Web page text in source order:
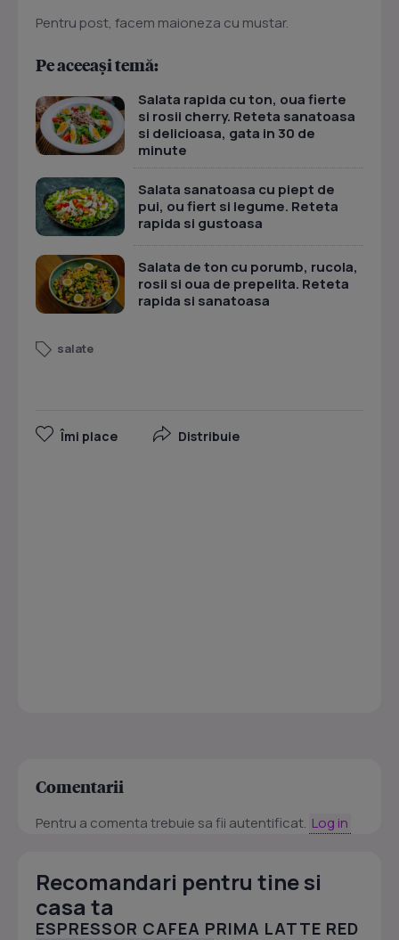
Pentru post, facem maioneza cu mustar.
Pe aceeași temă:
Salata rapida cu ton, oua fierte
si rosii cherry. Reteta sanatoasa
si delicioasa, gata in 30 de
minute
Salata sanatoasa cu piept de
pui, ou fiert si legume. Reteta
rapida si gustoasa
Salata de ton cu porumb, rucola,
rosii si oua de prepelita. Reteta
rapida si sanatoasa
salate
Îmi place Distribuie
Comentarii
Pentru a comenta trebuie sa fii autentificat. Log in
Recomandari pentru tine si
casa ta
ESPRESSOR CAFEA PRIMA LATTE RED